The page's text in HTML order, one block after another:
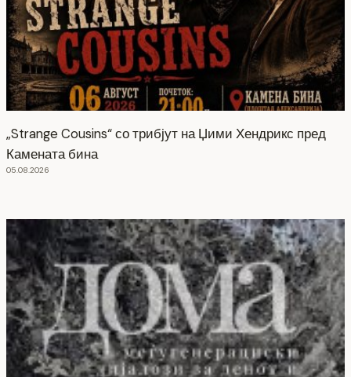
„Strange Cousins“ со трибјут на Џими Хендрикс пред
Камената бина
05.08.2026